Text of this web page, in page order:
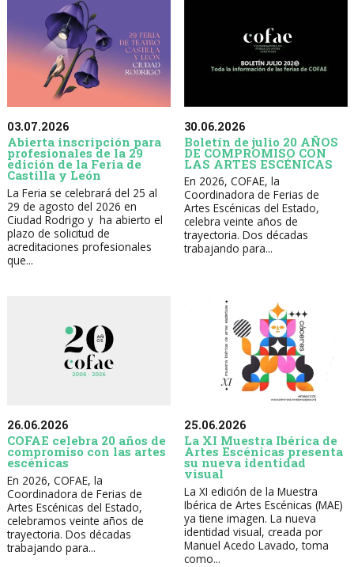
03.07.2026
Abierta inscripción para
profesionales de la 29
edición de la Feria de
Castilla y León
La Feria se celebrará del 25 al
29 de agosto del 2026 en
Ciudad Rodrigo y ha abierto el
plazo de solicitud de
acreditaciones profesionales
que...
30.06.2026
Boletín de julio 20 AÑOS
DE COMPROMISO CON
LAS ARTES ESCÉNICAS
En 2026, COFAE, la
Coordinadora de Ferias de
Artes Escénicas del Estado,
celebra veinte años de
trayectoria. Dos décadas
trabajando para...
26.06.2026
COFAE celebra 20 años de
compromiso con las artes
escénicas
En 2026, COFAE, la
Coordinadora de Ferias de
Artes Escénicas del Estado,
celebramos veinte años de
trayectoria. Dos décadas
trabajando para...
25.06.2026
La XI Muestra Ibérica de
Artes Escénicas presenta
su nueva identidad
visual
La XI edición de la Muestra
Ibérica de Artes Escénicas (MAE)
ya tiene imagen. La nueva
identidad visual, creada por
Manuel Acedo Lavado, toma
como...